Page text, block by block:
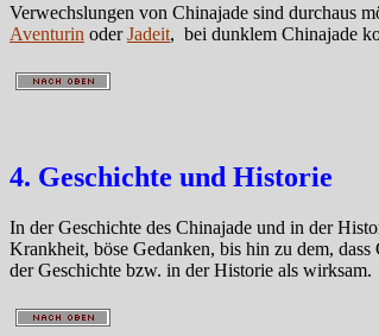
Verwechslungen von Chinajade sind durchaus
Aventurin oderJadeit, bei dunklem Chinajade
4. Geschichte und Historie
In der Geschichte des Chinajade und in der
Krankheit, böse Gedanken, bis hin zu dem,
der Geschichte bzw. in der Historie als wirksam.